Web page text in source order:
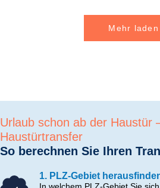
Mehr laden
Urlaub schon ab der Haustür
Haustürtransfer
So berechnen Sie Ihren
1. PLZ-Gebiet
In welchem PLZ-Gebiet Sie